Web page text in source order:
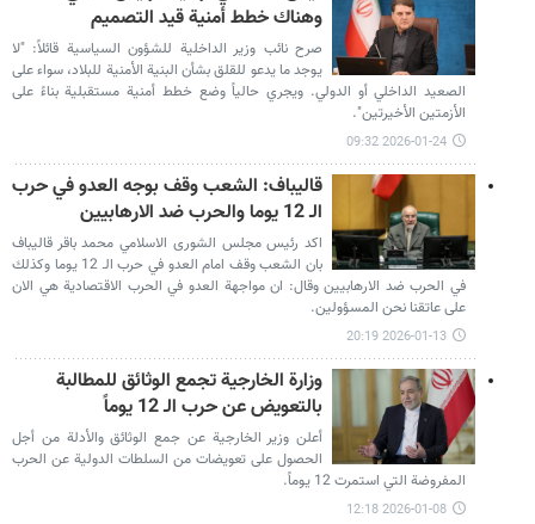
وهناك خطط أمنية قيد التصميم
صرح نائب وزير الداخلية للشؤون السياسية قائلاً: "لا
يوجد ما يدعو للقلق بشأن البنية الأمنية للبلاد، سواء على
الصعيد الداخلي أو الدولي. ويجري حالياً وضع خطط أمنية مستقبلية بناءً على
الأزمتين الأخيرتين".
2026-01-24 09:32
قاليباف: الشعب وقف بوجه العدو في حرب
الـ 12 يوما والحرب ضد الارهابيين
اكد رئيس مجلس الشورى الاسلامي محمد باقر قاليباف
بان الشعب وقف امام العدو في حرب الـ 12 يوما وكذلك
في الحرب ضد الارهابيين وقال: ان مواجهة العدو في الحرب الاقتصادية هي الان
على عاتقنا نحن المسؤولين.
2026-01-13 20:19
وزارة الخارجية تجمع الوثائق للمطالبة
بالتعويض عن حرب الـ 12 يوماً
أعلن وزير الخارجية عن جمع الوثائق والأدلة من أجل
الحصول على تعويضات من السلطات الدولية عن الحرب
المفروضة التي استمرت 12 يوماً.
2026-01-08 12:18